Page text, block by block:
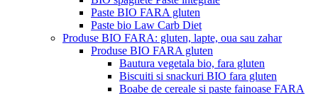
Paste BIO FARA gluten
Paste bio Law Carb Diet
Produse BIO FARA: gluten, lapte, oua sau zahar
Produse BIO FARA gluten
Bautura vegetala bio, fara gluten
Biscuiti si snackuri BIO fara gluten
Boabe de cereale si paste fainoase FARA